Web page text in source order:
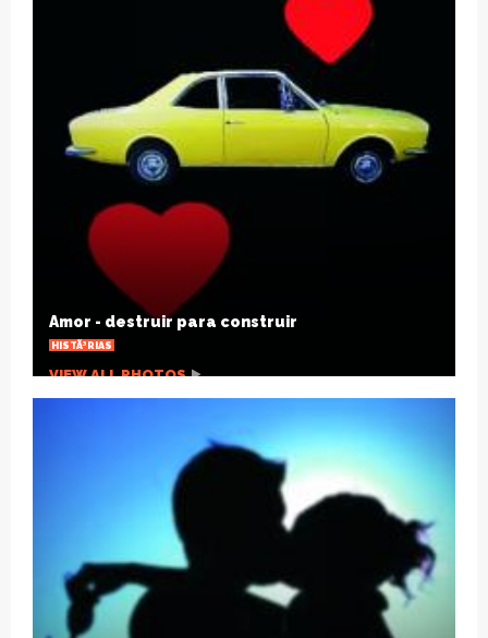
Joelho estalando, por que isso acontece?
SAÃºDE
VIEW ALL PHOTOS